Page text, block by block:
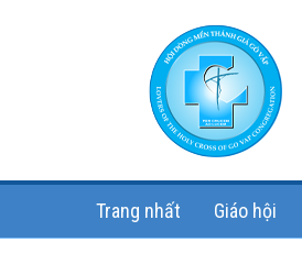
Trang nhất Giáo hội